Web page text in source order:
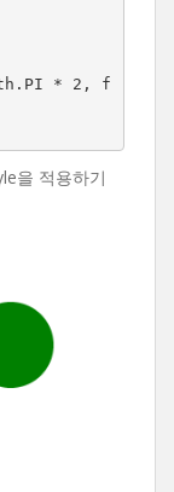
* 2, f
을 적용하기